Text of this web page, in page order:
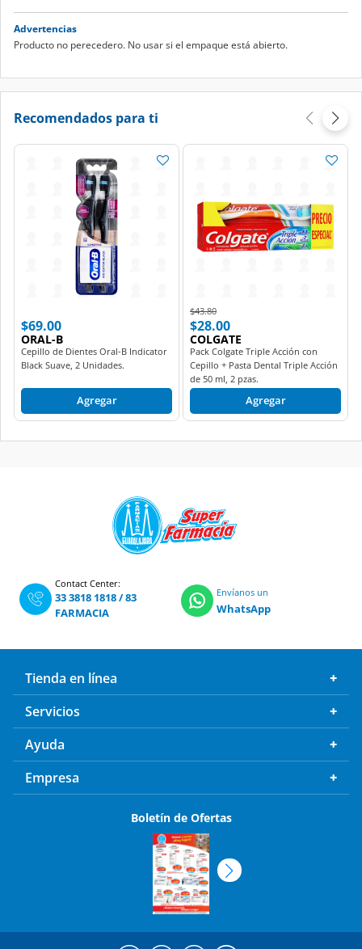
Advertencias
Producto no perecedero. No usar si el empaque está abierto.
Recomendados para ti
$69.00
ORAL-B
Cepillo de Dientes Oral-B Indicator
Black Suave, 2 Unidades.
Agregar
Price reduced from
$43.80to
$28.00
COLGATE
Pack Colgate Triple Acción con
Cepillo + Pasta Dental Triple Acción
de 50 ml, 2 pzas.
Agregar
Contact Center:
33 3818 1818/83
FARMACIA
Envíanos un
WhatsApp
Tienda en línea
Servicios
Ayuda
Empresa
Boletín de Ofertas